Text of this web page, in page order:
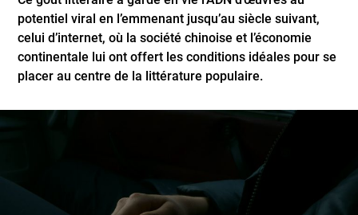
potentiel viral en l’emmenant jusqu’au siècle suivant,
celui d’internet, où la société chinoise et l’économie
continentale lui ont offert les conditions idéales pour se
placer au centre de la littérature populaire.